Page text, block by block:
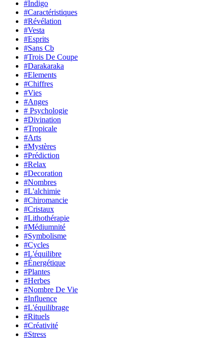
#Indigo
#Caractéristiques
#Révélation
#Vesta
#Esprits
#Sans Cb
#Trois De Coupe
#Darakaraka
#Elements
#Chiffres
#Vies
#Anges
# Psychologie
#Divination
#Tropicale
#Arts
#Mystères
#Prédiction
#Relax
#Decoration
#Nombres
#L'alchimie
#Chiromancie
#Cristaux
#Lithothérapie
#Médiumnité
#Symbolisme
#Cycles
#L'équilibre
#Énergétique
#Plantes
#Herbes
#Nombre De Vie
#Influence
#L'équilibrage
#Rituels
#Créativité
#Stress